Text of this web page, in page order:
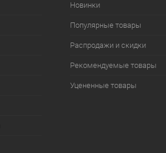
Новинки
Популярные товары
Распродажи и скидки
Рекомендуемые товары
Уцененные товары